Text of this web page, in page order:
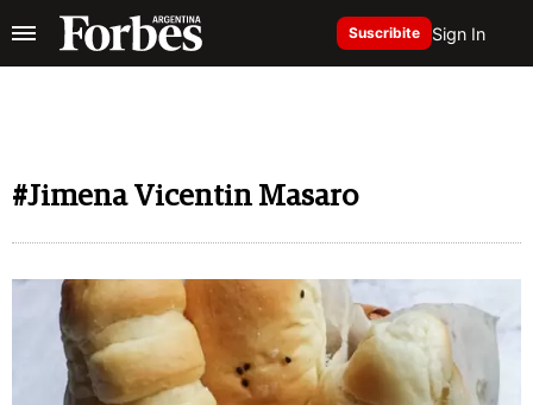
Suscribite Sign In
#Jimena Vicentin Masaro